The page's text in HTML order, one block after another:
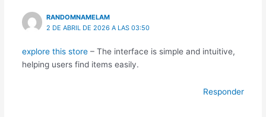
RANDOMNAMELAM
2 DE ABRIL DE 2026 A LAS 03:50
explore this store– The interface is simple and intuitive,
helping users find items easily.
Responder